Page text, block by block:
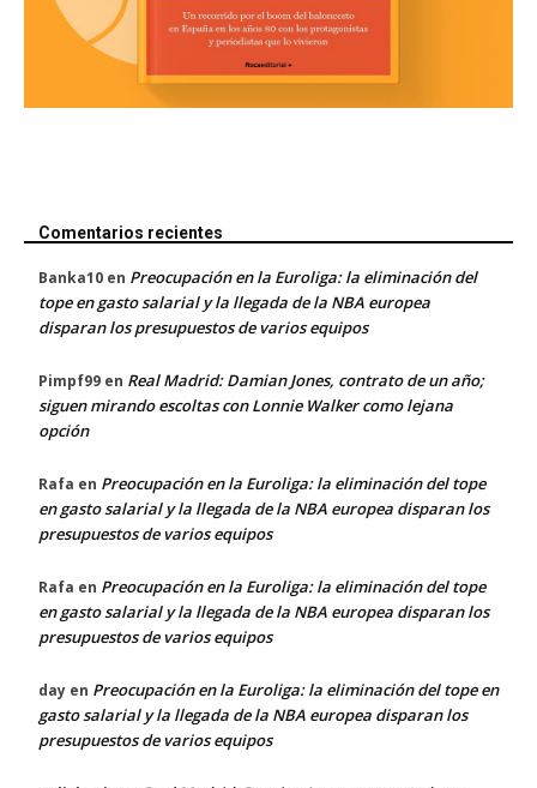
Comentarios recientes
Banka10 en Preocupación en la Euroliga: la eliminación del
tope en gasto salarial y la llegada de la NBA europea
disparan los presupuestos de varios equipos
Pimpf99 en Real Madrid: Damian Jones, contrato de un año;
siguen mirando escoltas con Lonnie Walker como lejana
opción
Rafa en Preocupación en la Euroliga: la eliminación del tope
en gasto salarial y la llegada de la NBA europea disparan los
presupuestos de varios equipos
Rafa en Preocupación en la Euroliga: la eliminación del tope
en gasto salarial y la llegada de la NBA europea disparan los
presupuestos de varios equipos
day en Preocupación en la Euroliga: la eliminación del tope en
gasto salarial y la llegada de la NBA europea disparan los
presupuestos de varios equipos